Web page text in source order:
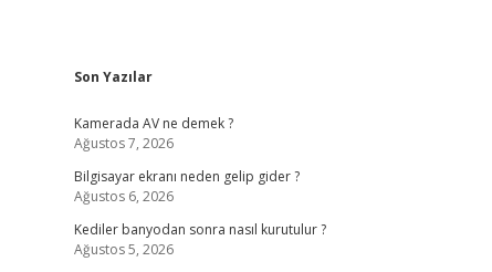
Sidebar
Son Yazılar
Kamerada AV ne demek ?
Ağustos 7, 2026
Bilgisayar ekranı neden gelip gider ?
Ağustos 6, 2026
Kediler banyodan sonra nasıl kurutulur ?
Ağustos 5, 2026